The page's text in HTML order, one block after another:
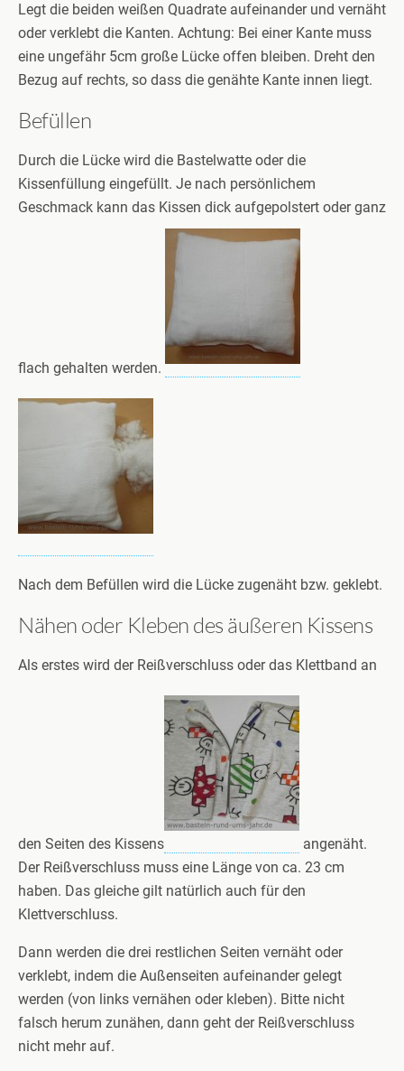
Legt die beiden weißen Quadrate aufeinander und vernäht
oder verklebt die Kanten. Achtung: Bei einer Kante muss
eine ungefähr 5cm große Lücke offen bleiben. Dreht den
Bezug auf rechts, so dass die genähte Kante innen liegt.
Befüllen
Durch die Lücke wird die Bastelwatte oder die
Kissenfüllung eingefüllt. Je nach persönlichem
Geschmack kann das Kissen dick aufgepolstert oder ganz
flach gehalten werden.
Nach dem Befüllen wird die Lücke zugenäht bzw. geklebt.
Nähen oder Kleben des äußeren Kissens
Als erstes wird der Reißverschluss oder das Klettband an
den Seiten des Kissens
angenäht.
Der Reißverschluss muss eine Länge von ca. 23 cm
haben. Das gleiche gilt natürlich auch für den
Klettverschluss.
Dann werden die drei restlichen Seiten vernäht oder
verklebt, indem die Außenseiten aufeinander gelegt
werden (von links vernähen oder kleben). Bitte nicht
falsch herum zunähen, dann geht der Reißverschluss
nicht mehr auf.